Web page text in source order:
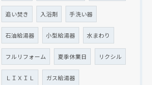
追い焚き 入浴剤 手洗い器
石油給湯器 小型給湯器 水まわり
フルリフォーム 夏季休業日 リクシル
ＬＩＸＩＬ ガス給湯器